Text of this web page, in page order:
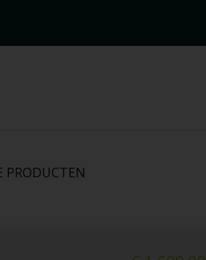
PRODUCTEN